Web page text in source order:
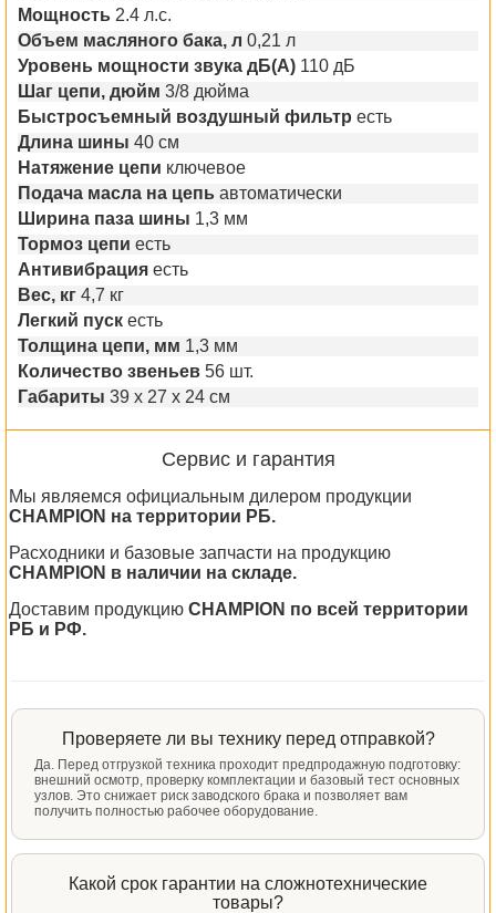
Мощность 2.4 л.с.
Объем масляного бака, л 0,21 л
Уровень мощности звука дБ(А) 110 дБ
Шаг цепи, дюйм 3/8 дюйма
Быстросъемный воздушный фильтр есть
Длина шины 40 см
Натяжение цепи ключевое
Подача масла на цепь автоматически
Ширина паза шины 1,3 мм
Тормоз цепи есть
Антивибрация есть
Вес, кг 4,7 кг
Легкий пуск есть
Толщина цепи, мм 1,3 мм
Количество звеньев 56 шт.
Габариты 39 х 27 х 24 см
Сервис и гарантия
Мы являемся официальным дилером продукции
CHAMPION на территории РБ.
Расходники и базовые запчасти на продукцию
CHAMPION в наличии на складе.
Доставим продукцию CHAMPION по всей территории
РБ и РФ.
Проверяете ли вы технику перед отправкой?
Да. Перед отгрузкой техника проходит предпродажную подготовку:
внешний осмотр, проверку комплектации и базовый тест основных
узлов. Это снижает риск заводского брака и позволяет вам
получить полностью рабочее оборудование.
Какой срок гарантии на сложнотехнические
товары?